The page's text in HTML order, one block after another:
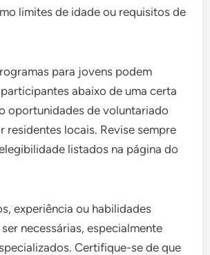
limites de idade ou requisitos de
para jovens podem
abaixo de uma certa
oportunidades de voluntariado
residentes locais. Revise sempre
listados na página do
experiência ou habilidades
necessárias, especialmente
Certifique-se de que